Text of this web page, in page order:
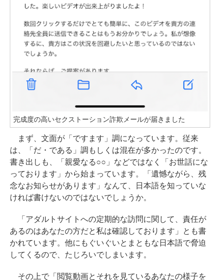
完成度の高いセクストーション詐欺メールが届きました
まず、文面が「ですます」調になっています。従来
は、「だ・である」調もしくは混在が多かったのです。
書き出しも、「親愛なる○○」などではなく「お世話にな
っております」から始まっています。「遺憾ながら、残
念なお知らせがあります」なんて、日本語を知っていな
ければ書けないのではないでしょうか。
「アダルトサイトへの定期的な訪問に関して、責任が
あるのはあなたの方だと私は確認しております」とも書
かれています。他にもぐいぐいとまともな日本語で脅迫
してくるので、たじろいでしまいます。
その上で「閲覧動画とそれを見ているあなたの様子を